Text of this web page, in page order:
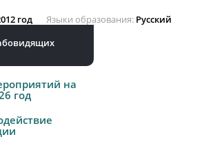
год Языки образования Русский
на
год